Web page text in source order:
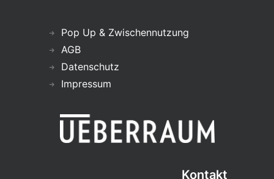
Pop Up & Zwischennutzung
AGB
Datenschutz
Impressum
Kontakt